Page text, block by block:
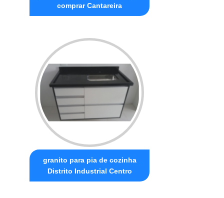
comprar Cantareira
granito para pia de cozinha
Distrito Industrial Centro